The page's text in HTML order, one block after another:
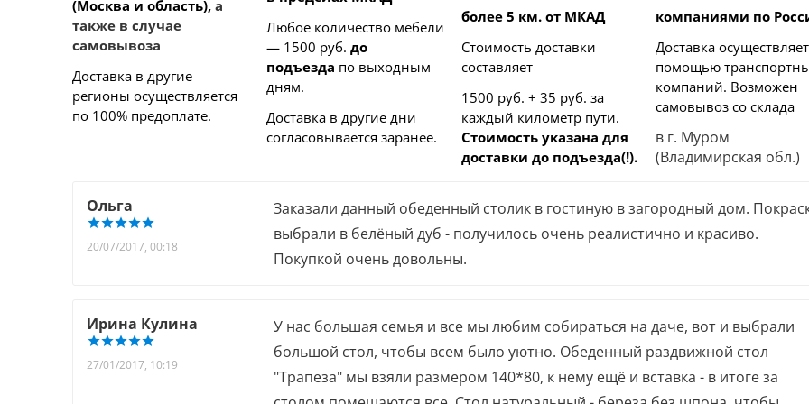
(Москва и область), а
также в случае
самовывоза
Доставка в другие
регионы осуществляется
по 100% предоплате.
Любое количество мебели
— 1500 руб.до
подъезда по выходным
дням.
Доставка в другие дни
согласовывается заранее.
более 5 км. от МКАД
Стоимость доставки
составляет
1500 руб. + 35 руб. за
каждый километр пути.
Стоимость указана для
доставки до подъезда(!).
компаниями по
Доставка
помощью
компаний. Возможен
самовывоз со склада
в г. Муром
(Владимирская обл.)
Ольга
20/07/2017, 00:18
Заказали данный обеденный столик в гостиную в загородный дом.
выбрали в белёный дуб - получилось очень реалистично и красиво.
Покупкой очень довольны.
Ирина Кулина
27/01/2017, 10:19
У нас большая семья и все мы любим собираться на даче, вот и выбрали
большой стол, чтобы всем было уютно. Обеденный раздвижной стол
"Трапеза" мы взяли размером 140*80, к нему ещё и вставка - в итоге за